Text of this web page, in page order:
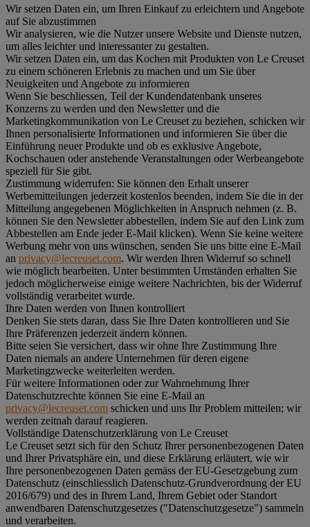
Wir setzen Daten ein, um Ihren Einkauf zu erleichtern und Angebote
auf Sie abzustimmen
Wir analysieren, wie die Nutzer unsere Website und Dienste nutzen,
um alles leichter und interessanter zu gestalten.
Wir setzen Daten ein, um das Kochen mit Produkten von Le Creuset
zu einem schöneren Erlebnis zu machen und um Sie über
Neuigkeiten und Angebote zu informieren
Wenn Sie beschliessen, Teil der Kundendatenbank unseres
Konzerns zu werden und den Newsletter und die
Marketingkommunikation von Le Creuset zu beziehen, schicken wir
Ihnen personalisierte Informationen und informieren Sie über die
Einführung neuer Produkte und ob es exklusive Angebote,
Kochschauen oder anstehende Veranstaltungen oder Werbeangebote
speziell für Sie gibt.
Zustimmung widerrufen: Sie können den Erhalt unserer
Werbemitteilungen jederzeit kostenlos beenden, indem Sie die in der
Mitteilung angegebenen Möglichkeiten in Anspruch nehmen (z. B.
können Sie den Newsletter abbestellen, indem Sie auf den Link zum
Abbestellen am Ende jeder E-Mail klicken). Wenn Sie keine weitere
Werbung mehr von uns wünschen, senden Sie uns bitte eine E-Mail
an privacy@lecreuset.com. Wir werden Ihren Widerruf so schnell
wie möglich bearbeiten. Unter bestimmten Umständen erhalten Sie
jedoch möglicherweise einige weitere Nachrichten, bis der Widerruf
vollständig verarbeitet wurde.
Ihre Daten werden von Ihnen kontrolliert
Denken Sie stets daran, dass Sie Ihre Daten kontrollieren und Sie
Ihre Präferenzen jederzeit ändern können.
Bitte seien Sie versichert, dass wir ohne Ihre Zustimmung Ihre
Daten niemals an andere Unternehmen für deren eigene
Marketingzwecke weiterleiten werden.
Für weitere Informationen oder zur Wahrnehmung Ihrer
Datenschutzrechte können Sie eine E-Mail an
privacy@lecreuset.com schicken und uns Ihr Problem mitteilen; wir
werden zeitnah darauf reagieren.
Vollständige Datenschutzerklärung von Le Creuset
Le Creuset setzt sich für den Schutz Ihrer personenbezogenen Daten
und Ihrer Privatsphäre ein, und diese Erklärung erläutert, wie wir
Ihre personenbezogenen Daten gemäss der EU-Gesetzgebung zum
Datenschutz (einschliesslich Datenschutz-Grundverordnung der EU
2016/679) und des in Ihrem Land, Ihrem Gebiet oder Standort
anwendbaren Datenschutzgesetzes ("Datenschutzgesetze") sammeln
und verarbeiten.